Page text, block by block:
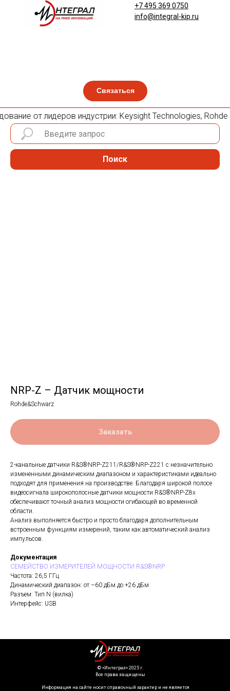
Связаться
+7 495 369 0750
info@integral-kip.ru
от лидеров индустрии: Keysight Technologies, Rohde
Поиск
NRP-Z – Датчик мощности
Rohde&Schwarz
Заказать
2-канальные датчики R&S®NRP-Z211/R&S®NRP-Z221 с незначительно
измененными динамическим диапазоном и характеристиками идеально
подходят для применения на производстве. Благодаря широкой полосе
видеосигнала широкополосные датчики мощности R&S®NRP-Z8x
обеспечивают точный анализ мощности огибающей во временной
области.
Анализ выполняется быстро и просто благодаря дополнительным
встроенным функциям измерений, таким как автоматический анализ
импульсов.
Документация
СЕМЕЙСТВО ИЗМЕРИТЕЛЕЙ МОЩНОСТИ R&S®NRP
Частота: 26,5 ГГц
Динамический диапазон: от –60 дБм до +26 дБм
Разъем: Тип N (вилка)
Интерфейс: USB
Информация на сайте носит справочный характер и не является
©️ «Интеграл» 2025 г.
Все права защищены